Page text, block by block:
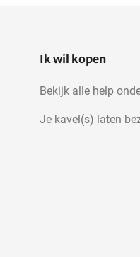
Ik wil kopen
Bekijk alle help
Je kavel(s) laten